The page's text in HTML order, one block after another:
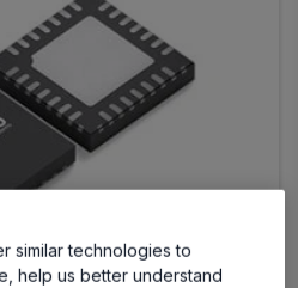
similar technologies to
help us better understand